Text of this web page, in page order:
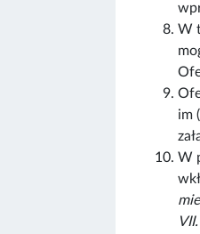
W
im
W
VII.